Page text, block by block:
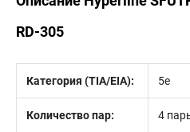
RD-305
Категория (TIA/EIA): 5e
Количество пар: 4